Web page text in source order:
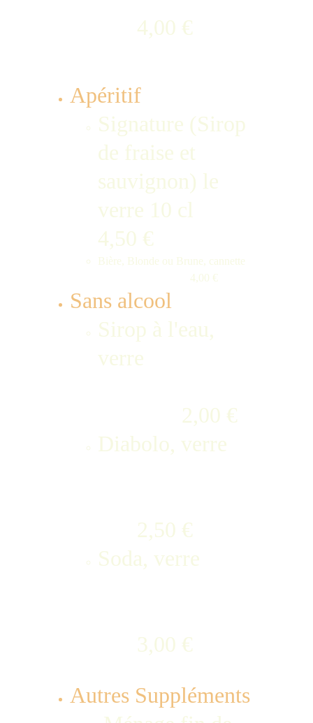
       4,00 €
Apéritif
Signature (Sirop
de fraise et
sauvignon) le
verre 10 cl
4,50 €
Bière, Blonde ou Brune, cannette
                                 4,00 €
Sans alcool
Sirop à l'eau,
verre
               2,00 €
Diabolo, verre
       2,50 €
Soda, verre
       3,00 €
Autres Suppléments